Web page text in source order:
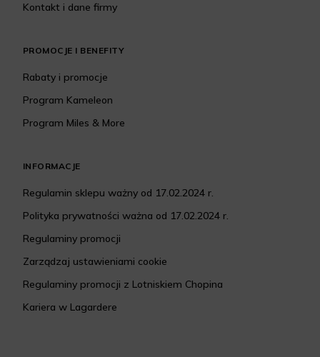
Kontakt i dane firmy
PROMOCJE I BENEFITY
Rabaty i promocje
Program Kameleon
Program Miles & More
INFORMACJE
Regulamin sklepu ważny od 17.02.2024 r.
Polityka prywatności ważna od 17.02.2024 r.
Regulaminy promocji
Zarządzaj ustawieniami cookie
Regulaminy promocji z Lotniskiem Chopina
Kariera w Lagardere